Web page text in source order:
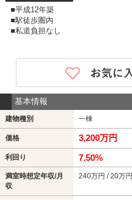
■平成12年築
■駅徒歩圏内
■私道負担なし
基本情報
建物種別 一棟
価格 3,200万円
利回り 7.50%
満室時想定年収/月
収
240万円 / 20万円